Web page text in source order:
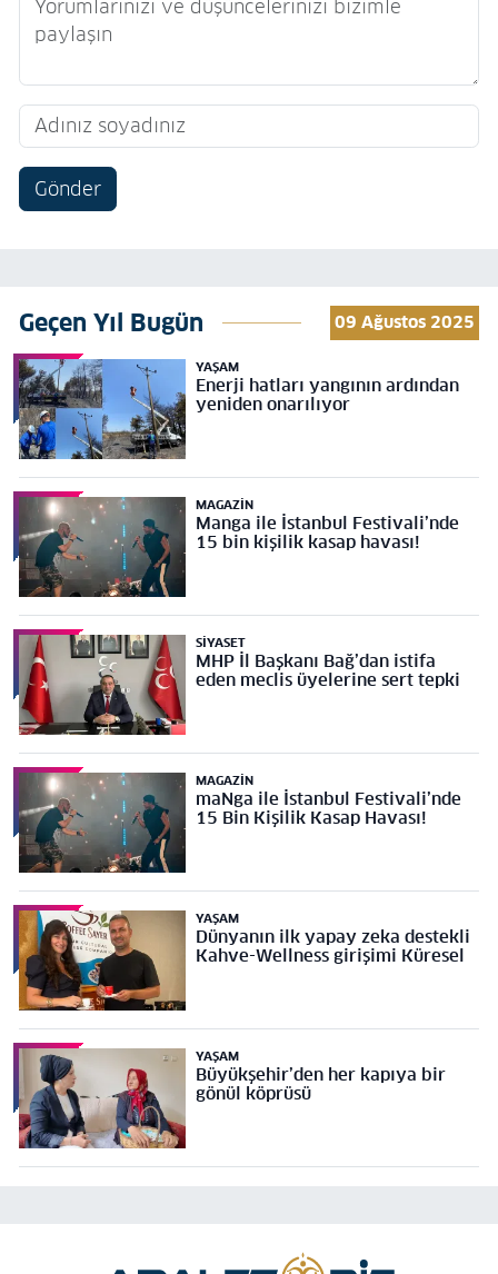
Gönder
Geçen Yıl Bugün 09 Ağustos 2025
YAŞAM
Enerji hatları yangının ardından
yeniden onarılıyor
MAGAZIN
Manga ile İstanbul Festivali’nde
15 bin kişilik kasap havası!
SIYASET
MHP İl Başkanı Bağ’dan istifa
eden meclis üyelerine sert tepki
MAGAZIN
maNga ile İstanbul Festivali’nde
15 Bin Kişilik Kasap Havası!
YAŞAM
Dünyanın ilk yapay zeka destekli
Kahve-Wellness girişimi Küresel
YAŞAM
Büyükşehir’den her kapıya bir
gönül köprüsü